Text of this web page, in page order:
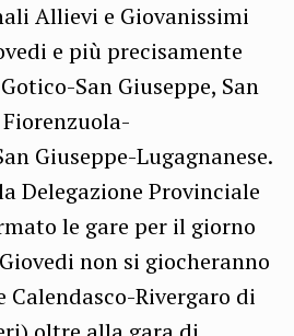
Allievi e Giovanissimi
e più precisamente
San Giuseppe, San
Giuseppe-Lugagnanese.
Delegazione Provinciale
le gare per il giorno
non si giocheranno
Calendasco-Rivergaro di